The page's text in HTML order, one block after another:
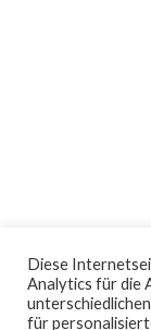
Diese
Analytics für die
für